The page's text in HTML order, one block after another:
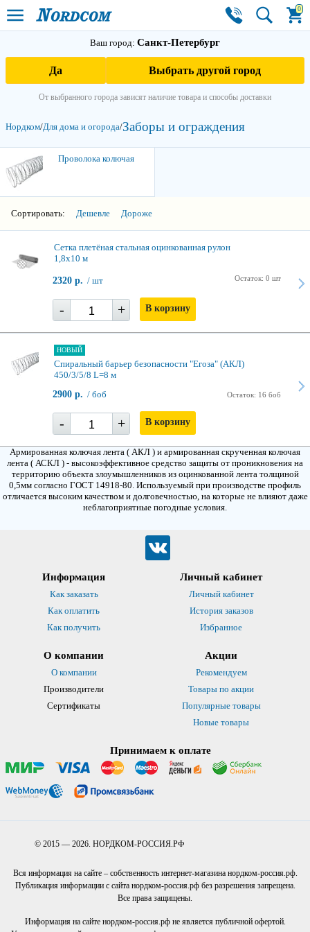
0
Ваш город: Санкт-Петербург
Да Выбрать другой город
От выбранного города зависят наличие товара и способы доставки
Нордком/Для дома и огорода/Заборы и ограждения
Проволока колючая
Сортировать: Дешевле Дороже
Сетка плетёная стальная оцинкованная рулон
1,8х10 м
Остаток: 0 шт
2320 р. / шт
- + В корзину
НОВЫЙ
Спиральный барьер безопасности "Егоза" (АКЛ)
450/3/5/8 L=8 м
Остаток: 16 боб
2900 р. / боб
- + В корзину
Армированная колючая лента ( АКЛ ) и армированная скрученная колючая
лента ( АСКЛ ) - высокоэффективное средство защиты от проникновения на
территорию объекта злоумышленников из оцинкованной лента толщиной
0,5мм согласно ГОСТ 14918-80. Используемый при производстве профиль
отличается высоким качеством и долговечностью, на которые не влияют даже
неблагоприятные погодные условия.
Информация
Как заказать
Как оплатить
Как получить
Личный кабинет
Личный кабинет
История заказов
Избранное
О компании
О компании
Производители
Сертификаты
Акции
Рекомендуем
Товары по акции
Популярные товары
Новые товары
Принимаем к оплате
© 2015 — 2026. НОРДКОМ-РОССИЯ.РФ
Вся информация на сайте – собственность интернет-магазина нордком-россия.рф.
Публикация информации с сайта нордком-россия.рф без разрешения запрещена.
Все права защищены.
Информация на сайте нордком-россия.рф не является публичной офертой.